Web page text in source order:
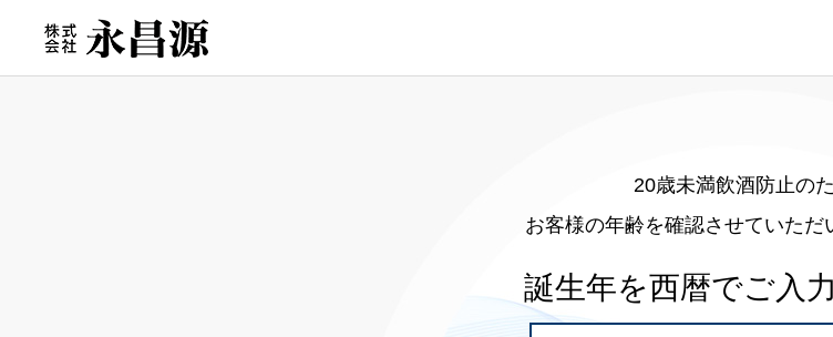
20歳未満飲酒防止の
お客様の年齢を確認させていただ
誕生年を西暦でご入